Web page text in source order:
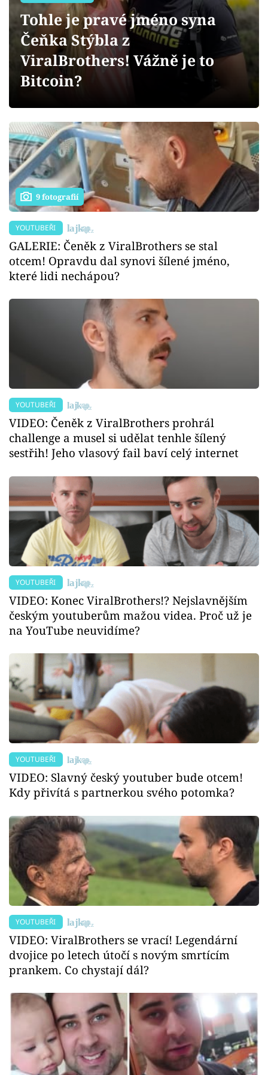
Videa
Sledujte prima+
Sledujte nás
Tohle je pravé jméno syna
Čeňka Stýbla z
ViralBrothers! Vážně je to
Bitcoin?
9 fotografií
YOUTUBEŘI
GALERIE: Čeněk z ViralBrothers se stal
otcem! Opravdu dal synovi šílené jméno,
které lidi nechápou?
YOUTUBEŘI
VIDEO: Čeněk z ViralBrothers prohrál
challenge a musel si udělat tenhle šílený
sestřih! Jeho vlasový fail baví celý internet
YOUTUBEŘI
VIDEO: Konec ViralBrothers!? Nejslavnějším
českým youtuberům mažou videa. Proč už je
na YouTube neuvidíme?
YOUTUBEŘI
VIDEO: Slavný český youtuber bude otcem!
Kdy přivítá s partnerkou svého potomka?
YOUTUBEŘI
VIDEO: ViralBrothers se vrací! Legendární
dvojice po letech útočí s novým smrtícím
prankem. Co chystají dál?